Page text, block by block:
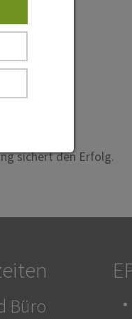
besteht:
sichert den Erfolg.
Büro